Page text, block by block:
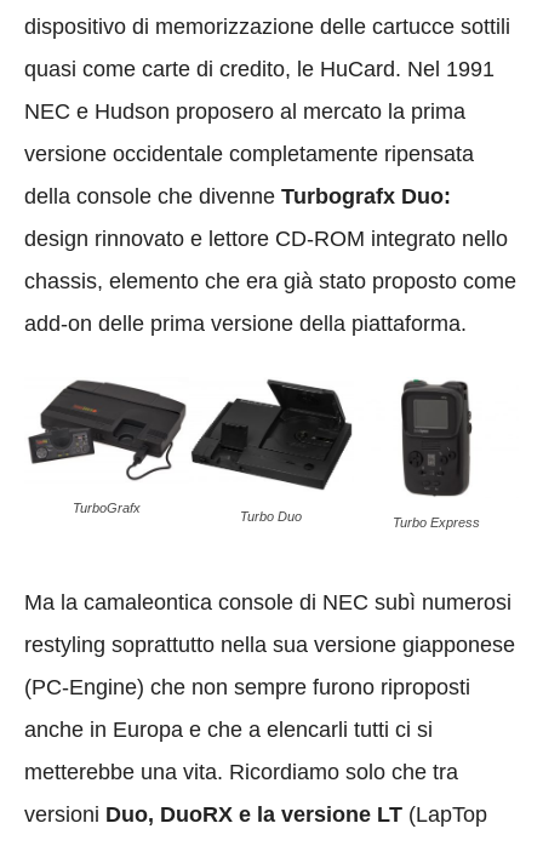
dispositivo di memorizzazione delle cartucce sottili
quasi come carte di credito, le HuCard. Nel 1991
NEC e Hudson proposero al mercato la prima
versione occidentale completamente ripensata
della console che divenne Turbografx Duo:
design rinnovato e lettore CD-ROM integrato nello
chassis, elemento che era già stato proposto come
add-on delle prima versione della piattaforma.
TurboGrafx
Turbo Duo Turbo Express
Ma la camaleontica console di NEC subì numerosi
restyling soprattutto nella sua versione giapponese
(PC-Engine) che non sempre furono riproposti
anche in Europa e che a elencarli tutti ci si
metterebbe una vita. Ricordiamo solo che tra
versioni Duo, DuoRX e la versione LT (LapTop